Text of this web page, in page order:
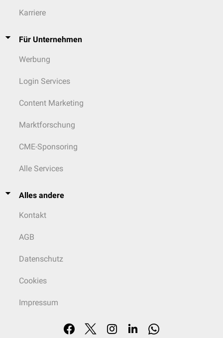
Karriere
Für Unternehmen
Werbung
Login Services
Content Marketing
Marktforschung
CME-Sponsoring
Alle Services
Alles andere
Kontakt
AGB
Datenschutz
Cookies
Impressum